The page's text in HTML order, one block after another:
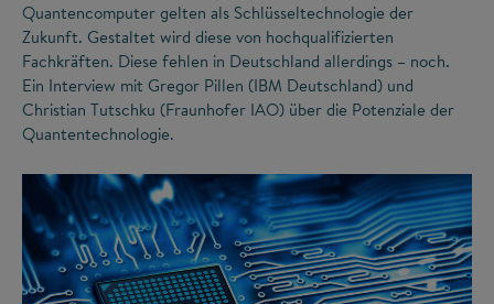
Quantencomputer gelten als Schlüsseltechnologie der
Zukunft. Gestaltet wird diese von hochqualifizierten
Fachkräften. Diese fehlen in Deutschland allerdings – noch.
Ein Interview mit Gregor Pillen (IBM Deutschland) und
Christian Tutschku (Fraunhofer IAO) über die Potenziale der
Quantentechnologie.